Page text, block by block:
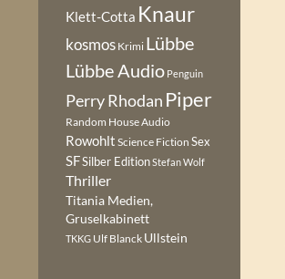
Klett-Cotta Knaur
kosmos Krimi Lübbe
Lübbe Audio Penguin
Perry Rhodan Piper
Random House Audio
Rowohlt Science Fiction Sex
SFSilber EditionStefan Wolf
Thriller
Titania Medien,
Gruselkabinett
TKKG Ulf Blanck Ullstein